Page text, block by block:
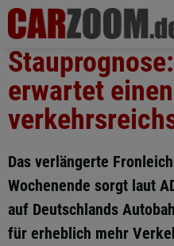
erwartet
Das verlängerte
Wochenende sorgt laut
auf Deutschlands
für erheblich mehr